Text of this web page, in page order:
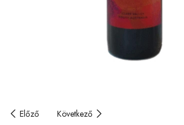
Előző Következő